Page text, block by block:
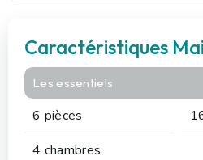
Caractéristiques
Les essentiels
6 pièces
4 chambres